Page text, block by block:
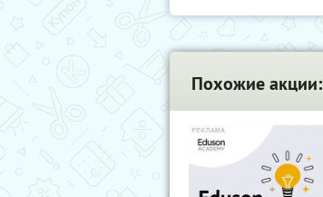
Похожие акции: